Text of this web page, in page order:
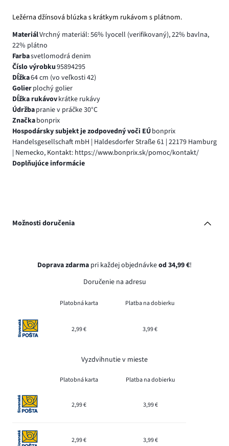
Ležérna džínsová blúzka s krátkym rukávom s plátnom.
MateriálVrchný materiál: 56% lyocell (verifikovaný), 22% bavlna,
22% plátno
Farbasvetlomodrá denim
Číslo výrobku95894295
Dĺžka64 cm (vo veľkosti 42)
Golierplochý golier
Dĺžka rukávovkrátke rukávy
Údržbapranie v práčke 30°C
Značkabonprix
Hospodársky subjekt je zodpovedný voči EÚbonprix
Handelsgesellschaft mbH | Haldesdorfer Straße 61 | 22179 Hamburg
| Nemecko, Kontakt: https://www.bonprix.sk/pomoc/kontakt/
Doplňujúce informácie
Možnosti doručenia
Doprava zdarma pri každej objednávkeod 34,99 €!
Doručenie na adresu
Platobná karta Platba na dobierku
2,99 € 3,99 €
Vyzdvihnutie v mieste
Platobná karta Platba na dobierku
2,99 € 3,99 €
2,99 € 3,99 €